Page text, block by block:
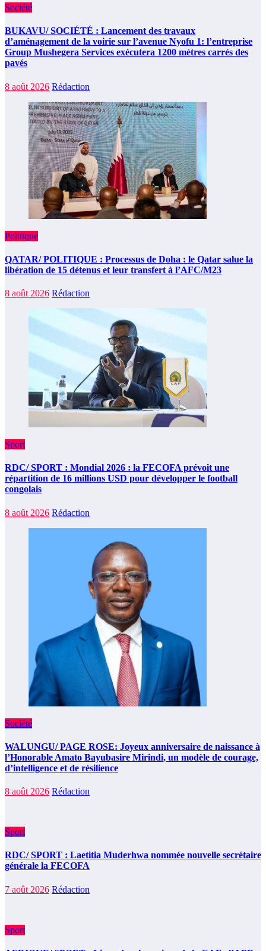
Société
BUKAVU/ SOCIÉTÉ : Lancement des travaux
d’aménagement de la voirie sur l’avenue Nyofu 1: l’entreprise
Group Mushegera Services exécutera 1200 mètres carrés des
pavés
8 août 2026 Rédaction
Politique
QATAR/ POLITIQUE : Processus de Doha : le Qatar salue la
libération de 15 détenus et leur transfert à l’AFC/M23
8 août 2026 Rédaction
Sport
RDC/ SPORT : Mondial 2026 : la FECOFA prévoit une
répartition de 16 millions USD pour développer le football
congolais
8 août 2026 Rédaction
Société
WALUNGU/ PAGE ROSE: Joyeux anniversaire de naissance à
l’Honorable Amato Bayubasire Mirindi, un modèle de courage,
d’intelligence et de résilience
8 août 2026 Rédaction
Sport
RDC/ SPORT : Laetitia Muderhwa nommée nouvelle secrétaire
générale la FECOFA
7 août 2026 Rédaction
Sport